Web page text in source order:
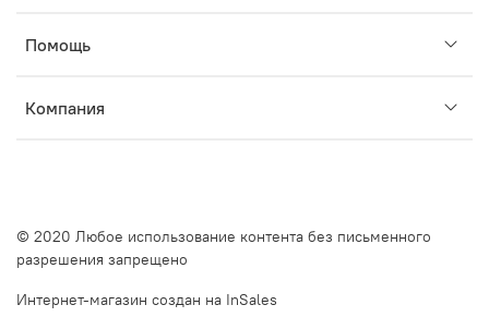
Помощь
Компания
© 2020 Любое использование контента без письменного
разрешения запрещено
Интернет-магазин создан на InSales